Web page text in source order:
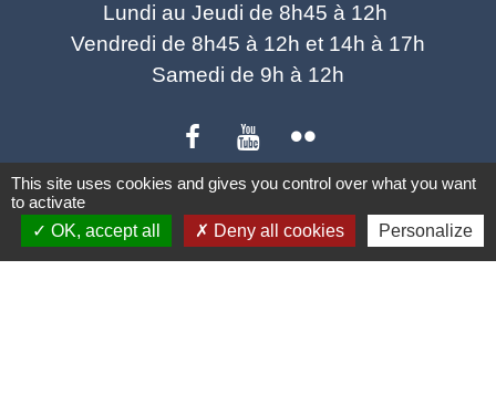
Lundi au Jeudi de 8h45 à 12h
Vendredi de 8h45 à 12h et 14h à 17h
Samedi de 9h à 12h
Liens utiles
This site uses cookies and gives you control over what you want
to activate
OK, accept all
Deny all cookies Personalize